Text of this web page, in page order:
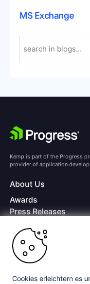
MS Exchange
Kemp is part of the Progress
provider of application
About Us
Awards
Press Releases
Careers
Offices
Copyright © 2026
subsidiaries or
Cookies erleichtern es